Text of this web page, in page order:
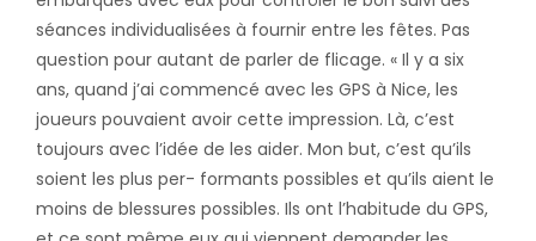
séances individualisées à fournir entre les fêtes. Pas
question pour autant de parler de flicage. « Il y a six
ans, quand j’ai commencé avec les GPS à Nice, les
joueurs pouvaient avoir cette impression. Là, c’est
toujours avec l’idée de les aider. Mon but, c’est qu’ils
soient les plus per- formants possibles et qu’ils aient le
moins de blessures possibles. Ils ont l’habitude du GPS,